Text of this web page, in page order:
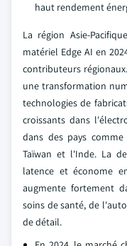
haut rendement
La région Asie-
matériel Edge AI en
contributeurs
une transformation
technologies de
croissants dans
dans des pays
Taïwan et l'Inde. La
latence et économe
augmente fortement
soins de santé, de
de détail.